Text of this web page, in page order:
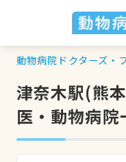
動物病院ドクターズ・
津奈木駅(熊
医・動物病院